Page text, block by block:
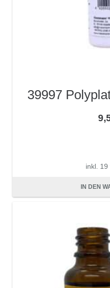
39997
inkl. 19
zzgl.
IN DEN